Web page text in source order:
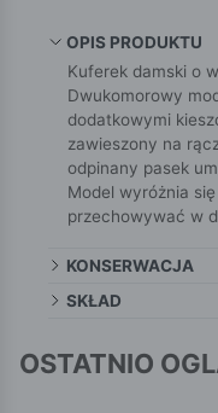
OPIS PRODUKTU
Kuferek damski o
Dwukomorowy
dodatkowymi
zawieszony na
odpinany pasek
Model wyróżnia
przechowywać w
KONSERWACJA
SKŁAD
OSTATNIO